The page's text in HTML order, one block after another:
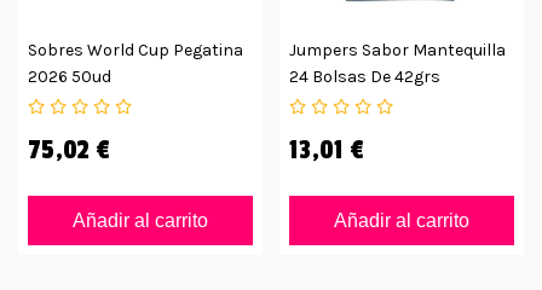
Sobres World Cup Pegatina
2026 50ud
75,02 €
Añadir al carrito
Jumpers Sabor Mantequilla
24 Bolsas De 42grs
13,01 €
Añadir al carrito